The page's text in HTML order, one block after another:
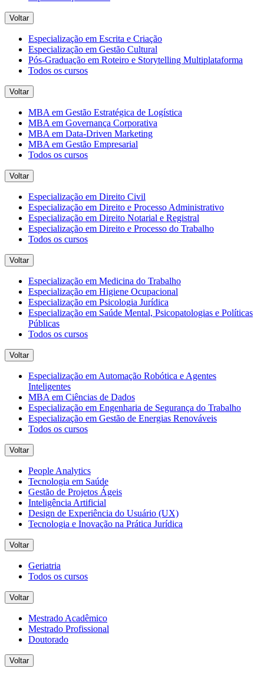
Voltar
Especialização em Escrita e Criação
Especialização em Gestão Cultural
Pós-Graduação em Roteiro e Storytelling Multiplataforma
Todos os cursos
Voltar
MBA em Gestão Estratégica de Logística
MBA em Governança Corporativa
MBA em Data-Driven Marketing
MBA em Gestão Empresarial
Todos os cursos
Voltar
Especialização em Direito Civil
Especialização em Direito e Processo Administrativo
Especialização em Direito Notarial e Registral
Especialização em Direito e Processo do Trabalho
Todos os cursos
Voltar
Especialização em Medicina do Trabalho
Especialização em Higiene Ocupacional
Especialização em Psicologia Jurídica
Especialização em Saúde Mental, Psicopatologias e Políticas
Públicas
Todos os cursos
Voltar
Especialização em Automação Robótica e Agentes
Inteligentes
MBA em Ciências de Dados
Especialização em Engenharia de Segurança do Trabalho
Especialização em Gestão de Energias Renováveis
Todos os cursos
Voltar
People Analytics
Tecnologia em Saúde
Gestão de Projetos Ágeis
Inteligência Artificial
Design de Experiência do Usuário (UX)
Tecnologia e Inovação na Prática Jurídica
Voltar
Geriatria
Todos os cursos
Voltar
Mestrado Acadêmico
Mestrado Profissional
Doutorado
Voltar